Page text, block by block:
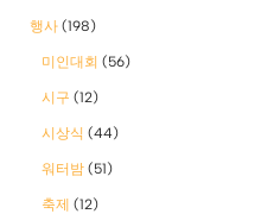
행사 (198)
미인대회 (56)
시구 (12)
시상식 (44)
워터밤 (51)
축제 (12)